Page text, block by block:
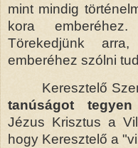
mint mindig
kora emberéhez.
Törekedjünk
emberéhez szólni
Keresztelő
tanúságot
Jézus Krisztus a
hogy Keresztelő a